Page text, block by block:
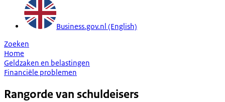
Business.gov.nl (English)
Zoeken
Home
Geldzaken en belastingen
Financiële problemen
Rangorde van schuldeisers